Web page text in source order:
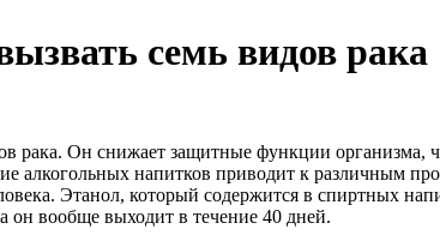
семь видов рака
рака. Он снижает защитные функции
алкогольных напитков приводит к различным
Этанол, который содержится в спиртных
он вообще выходит в течение 40 дней.